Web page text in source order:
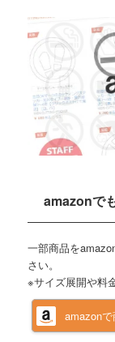
amazonで
一部商品を
さい。
※サイズ展開や料
amazon